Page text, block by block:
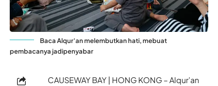
Baca Alqur'an melembutkan hati, mebuat
pembacanya jadipenyabar
CAUSEWAY BAY | HONG KONG – Alqur’an